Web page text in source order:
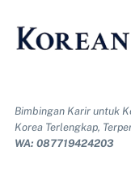
Bimbingan Karir untuk
Korea Terlengkap,
WA: 087719424203